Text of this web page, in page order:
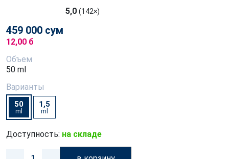
5,0 (142×)
459 000 сум
12,00 б
Объем
50 ml
Варианты
50
ml
1,5
ml
Доступность: на складе